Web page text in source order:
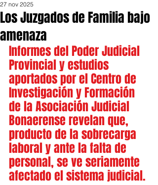
Los Juzgados de Familia bajo
amenaza
27 nov 2025
Informes del Poder Judicial
Provincial y estudios
aportados por el Centro de
Investigación y Formación
de la Asociación Judicial
Bonaerense revelan que,
producto de la sobrecarga
laboral y ante la falta de
personal, se ve seriamente
afectado el sistema judicial.